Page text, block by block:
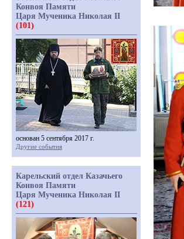
Конвоя Памяти
Царя Мученика Николая II
(101)
основан 5 сентября 2017 г.
Другие события
Карельский отдел Казачьего
Конвоя Памяти
Царя Мученика Николая II
(121)